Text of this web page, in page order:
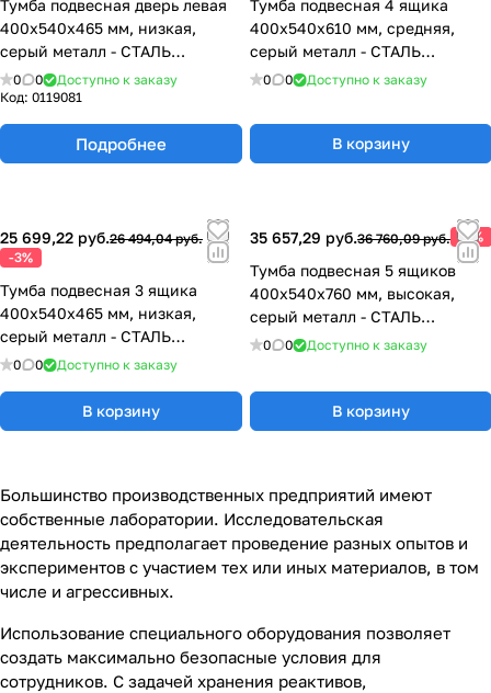
Тумба подвесная дверь левая
400х540х465 мм, низкая,
серый металл - СТАЛЬ
77.0491.10.10.00
0 0
Доступно к заказу
Код: 0119081
Подробнее
Тумба подвесная 4 ящика
400х540х610 мм, средняя,
серый металл - СТАЛЬ
77.0655.00.10.01
0 0 Доступно к заказу
В корзину
25 699,22 руб.26 494,04 руб.
-3%
Тумба подвесная 3 ящика
400х540х465 мм, низкая,
серый металл - СТАЛЬ
77.0655.00.10.00
0 0 Доступно к заказу
В корзину
35 657,29 руб.36 760,09 руб. -3%
Тумба подвесная 5 ящиков
400х540х760 мм, высокая,
серый металл - СТАЛЬ
77.0655.00.10.02
0 0 Доступно к заказу
В корзину
Большинство производственных предприятий имеют
собственные лаборатории. Исследовательская
деятельность предполагает проведение разных опытов и
экспериментов с участием тех или иных материалов, в том
числе и агрессивных.
Использование специального оборудования позволяет
создать максимально безопасные условия для
сотрудников. С задачей хранения реактивов,